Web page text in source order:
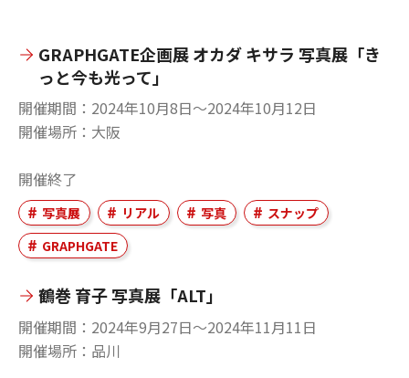
GRAPHGATE企画展 オカダ キサラ 写真展「き
っと今も光って」
開催期間
2024年10月8日〜2024年10月12日
開催場所
大阪
開催終了
写真展 リアル 写真
スナップ
GRAPHGATE
鶴巻 育子 写真展「ALT」
開催期間
2024年9月27日〜2024年11月11日
開催場所
品川